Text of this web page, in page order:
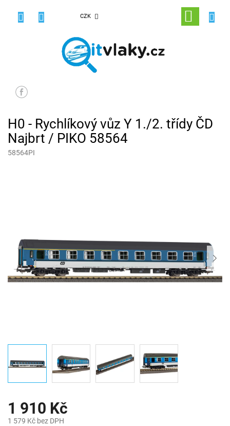
CZK
NÁKUPNÍ
KOŠÍK
H0 - Rychlíkový vůz Y 1./2. třídy ČD
Najbrt / PIKO 58564
58564PI
1 910 Kč
1 579 Kč bez DPH